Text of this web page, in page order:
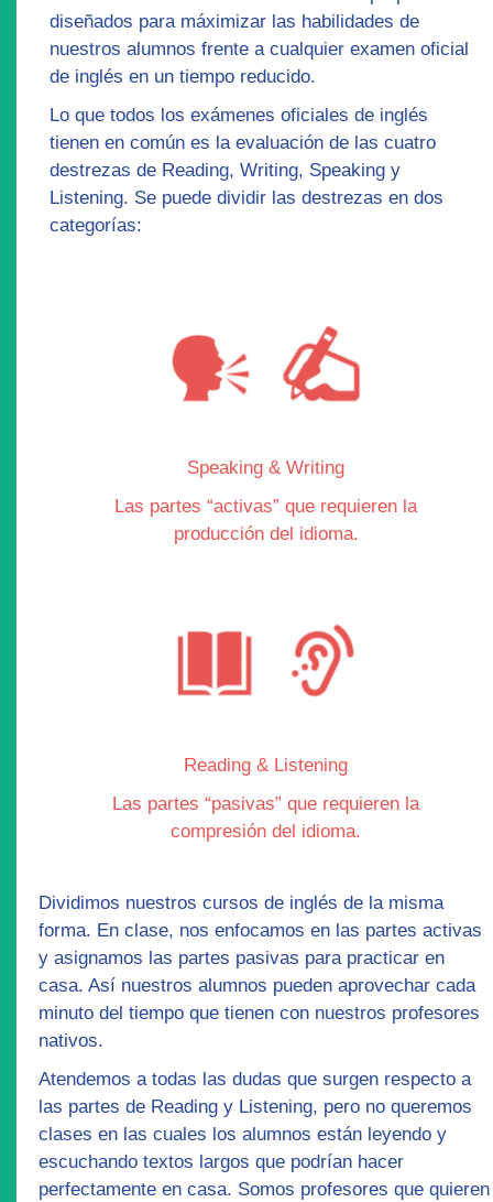
diseñados para máximizar las habilidades de
nuestros alumnos frente a cualquier examen oficial
de inglés en un tiempo reducido.
Lo que todos los exámenes oficiales de inglés
tienen en común es la evaluación de las cuatro
destrezas de Reading, Writing, Speaking y
Listening. Se puede dividir las destrezas en dos
categorías:
Speaking & Writing
Las partes “activas” que requieren la
producción del idioma.
Reading & Listening
Las partes “pasivas” que requieren la
compresión del idioma.
Dividimos nuestros cursos de inglés de la misma
forma. En clase, nos enfocamos en las partes activas
y asignamos las partes pasivas para practicar en
casa. Así nuestros alumnos pueden aprovechar cada
minuto del tiempo que tienen con nuestros profesores
nativos.
Atendemos a todas las dudas que surgen respecto a
las partes de Reading y Listening, pero no queremos
clases en las cuales los alumnos están leyendo y
escuchando textos largos que podrían hacer
perfectamente en casa. Somos profesores que quieren